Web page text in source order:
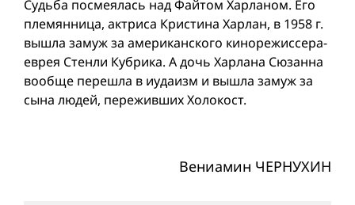
Судьба посмеялась над Файтом Харланом. Его
племянница, актриса Кристина Харлан, в 1958 г.
вышла замуж за американского кинорежиссера-
еврея Стенли Кубрика. А дочь Харлана Сюзанна
вообще перешла в иудаизм и вышла замуж за
сына людей, переживших Холокост.
Вениамин ЧЕРНУХИН